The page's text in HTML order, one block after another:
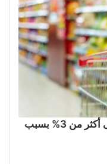
ارتفاع التضخم في هولندا مجدداً إلى أكثر من 3% بسبب